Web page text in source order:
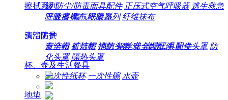
罐 防尘/防毒面具配件 正压式空气呼吸器 逃生救急
呼吸器 氧气呼吸器
头部防护
安全帽 矿灯帽 消防头盔 安全帽配件 防尘头罩 防
化头罩 隔热头罩
擦拭系列
工业擦机布 纸架系列 纤维抹布
清洁工具
百洁布 百洁垫 拖把 钢丝球 清洁工具配件
杯、壶及生活餐具
一次性纸杯 一次性碗 水壶
地垫